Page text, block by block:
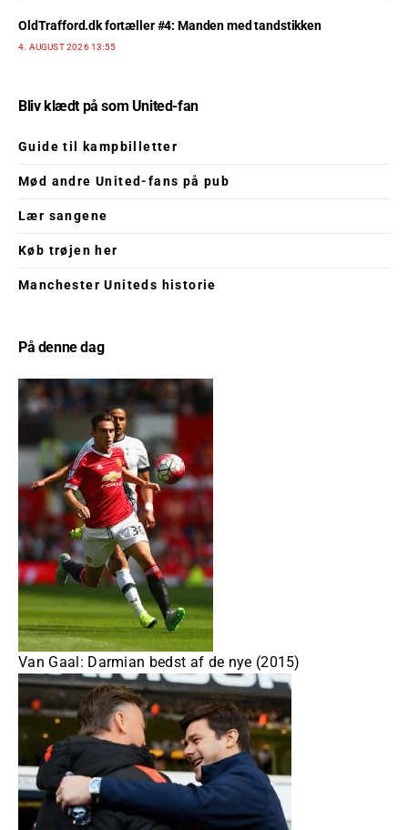
OldTrafford.dk fortæller #4: Manden med tandstikken
4. AUGUST 2026 13:55
Bliv klædt på som United-fan
Guide til kampbilletter
Mød andre United-fans på pub
Lær sangene
Køb trøjen her
Manchester Uniteds historie
På denne dag
Van Gaal: Darmian bedst af de nye (2015)